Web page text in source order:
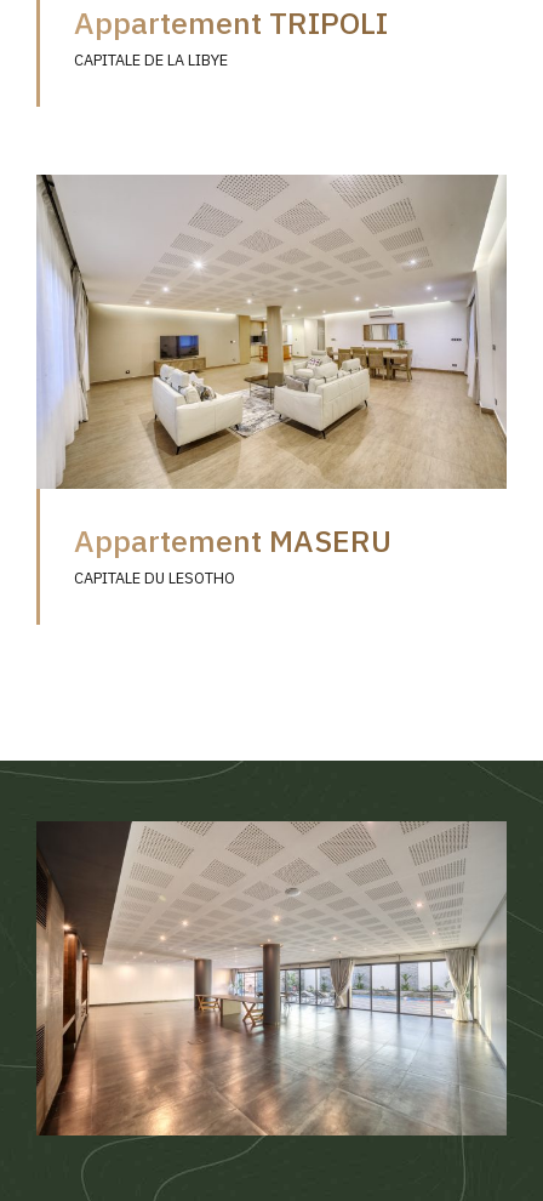
Appartement TRIPOLI
CAPITALE DE LA LIBYE
Appartement MASERU
CAPITALE DU LESOTHO